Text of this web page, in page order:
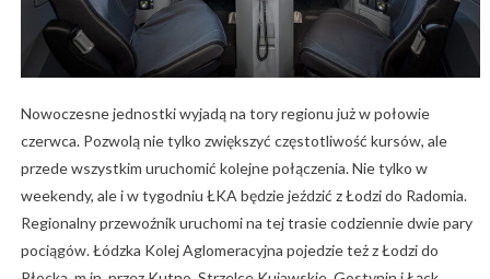
Nowoczesne jednostki wyjadą na tory regionu już w połowie
czerwca. Pozwolą nie tylko zwiększyć częstotliwość kursów, ale
przede wszystkim uruchomić kolejne połączenia. Nie tylko w
weekendy, ale i w tygodniu ŁKA będzie jeździć z Łodzi do Radomia.
Regionalny przewoźnik uruchomi na tej trasie codziennie dwie pary
pociągów. Łódzka Kolej Aglomeracyjna pojedzie też z Łodzi do